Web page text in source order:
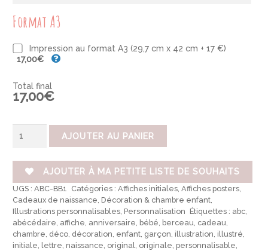
Format A3
Impression au format A3 (29,7 cm x 42 cm + 17 €)
17,00€
Total final
17,00€
de
bébé
personnalisée
et
prénom
AJOUTER AU PANIER
AJOUTER À MA PETITE LISTE DE SOUHAITS
UGS : ABC-BB1 Catégories :Affiches initiales ,Affiches posters
Cadeaux de naissance Décoration & chambre enfant
Illustrations personnalisables Personnalisation Étiquettes : abc
abécédaire affiche anniversaire bébé berceau cadeau
chambre déco décoration enfant garçon illustration illustré
initiale lettre naissance original originale personnalisable